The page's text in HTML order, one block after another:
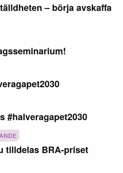
– börja avskaffa
#halveragapet2030
tilldelas BRA-priset